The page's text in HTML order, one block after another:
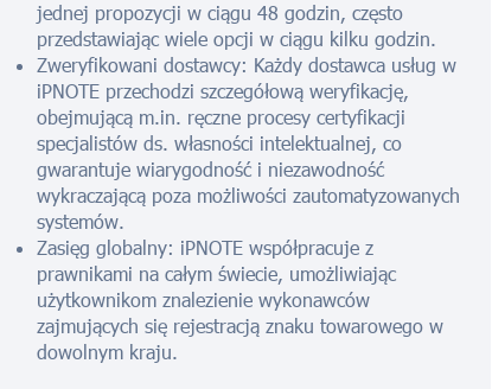
jednej propozycji w ciągu 48 godzin, często
przedstawiając wiele opcji w ciągu kilku godzin.
Zweryfikowani dostawcy: Każdy dostawca usług w
iPNOTE przechodzi szczegółową weryfikację,
obejmującą m.in. ręczne procesy certyfikacji
specjalistów ds. własności intelektualnej, co
gwarantuje wiarygodność i niezawodność
wykraczającą poza możliwości zautomatyzowanych
systemów.
Zasięg globalny: iPNOTE współpracuje z
prawnikami na całym świecie, umożliwiając
użytkownikom znalezienie wykonawców
zajmujących się rejestracją znaku towarowego w
dowolnym kraju.